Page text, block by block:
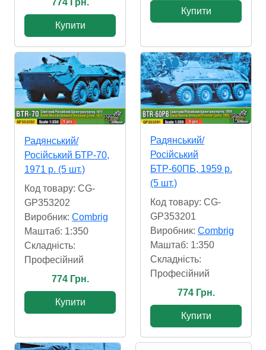
Купити
Купити
Радянський/
Російський БТР-70,
1971 р. (5 шт.)
Код товару: CG-
GP353202
Виробник: Combrig
Маштаб: 1:350
Складність:
Професійний
774 Грн.
Купити
Радянський/
Російський
БТР-60ПБ, 1959 р.
(5 шт.)
Код товару: CG-
GP353201
Виробник: Combrig
Маштаб: 1:350
Складність:
Професійний
774 Грн.
Купити